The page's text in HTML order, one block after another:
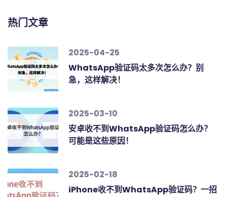
热门文章
2025-04-25
WhatsApp验证码太多次怎么办？别
急，这样解决！
2025-03-10
安卓收不到WhatsApp验证码怎么办？
可能是这些原因！
2025-02-18
iPhone收不到WhatsApp验证码？一招